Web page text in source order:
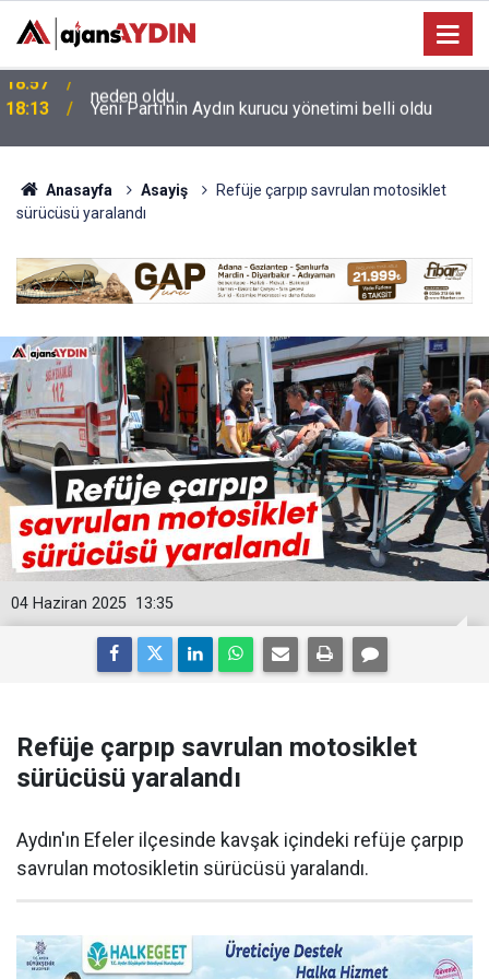
18:13 Yeni Parti'nin Aydın kurucu yönetimi belli oldu
Anasayfa Asayiş
Refüje çarpıp savrulan motosiklet
sürücüsü yaralandı
13:35
04 Haziran 2025
Refüje çarpıp savrulan motosiklet
sürücüsü yaralandı
Aydın'ın Efeler ilçesinde kavşak içindeki refüje çarpıp
savrulan motosikletin sürücüsü yaralandı.